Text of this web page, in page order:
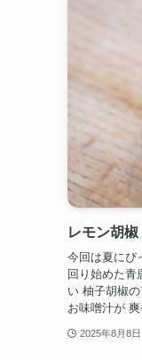
レモン胡椒
今回は夏にぴ
回り始めた青
い 柚子胡椒
お味噌汁が
2025年8月8日